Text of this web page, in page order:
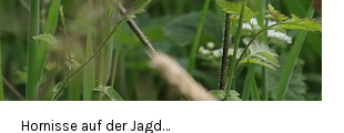
Hornisse auf der Jagd…